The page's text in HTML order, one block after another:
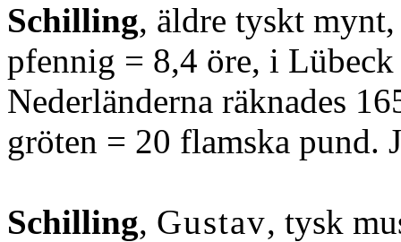
Schilling, äldre tyskt
pfennig = 8,4 öre, i
Nederländerna räknades
gröten = 20 flamska pund.
Schilling, Gustav, tysk